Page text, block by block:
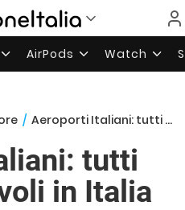
AirPods Watch
/ Aeroporti Italiani: tutti gli orari dei voli in Italia
tutti
in Italia